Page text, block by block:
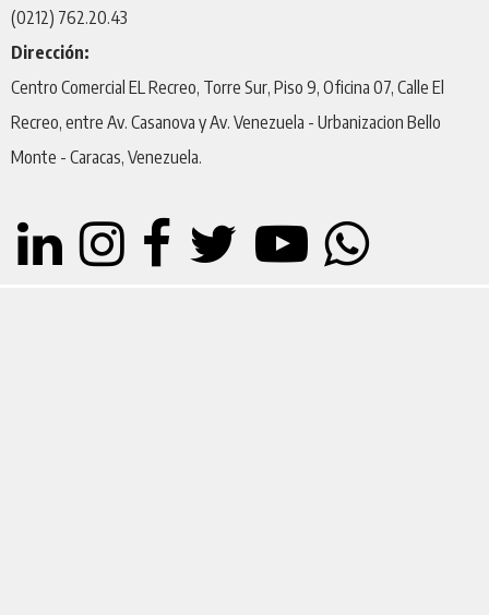
(0212) 762.20.43
Dirección:
Centro Comercial EL Recreo, Torre Sur, Piso 9, Oficina 07, Calle El
Recreo, entre Av. Casanova y Av. Venezuela - Urbanizacion Bello
Monte - Caracas, Venezuela.